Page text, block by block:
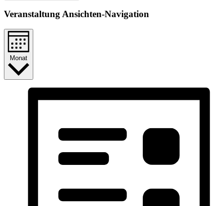
Veranstaltung Ansichten-Navigation
Monat